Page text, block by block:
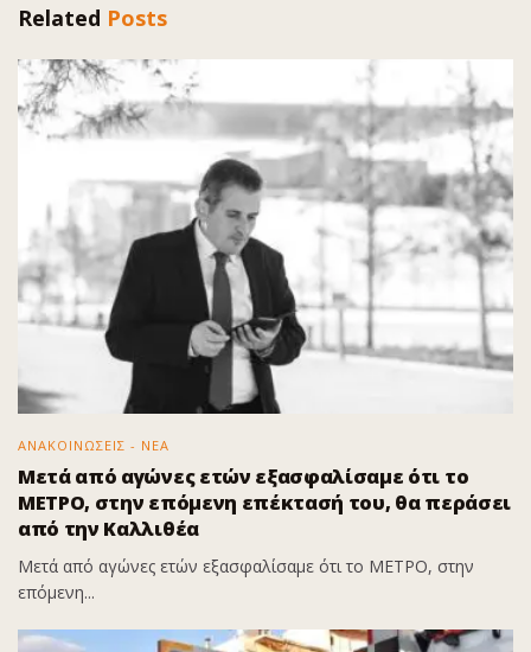
Related Posts
ΑΝΑΚΟΙΝΩΣΕΙΣ - ΝΕΑ
Μετά από αγώνες ετών εξασφαλίσαμε ότι το
ΜΕΤΡΟ, στην επόμενη επέκτασή του, θα περάσει
από την Καλλιθέα
Μετά από αγώνες ετών εξασφαλίσαμε ότι το ΜΕΤΡΟ, στην
επόμενη...